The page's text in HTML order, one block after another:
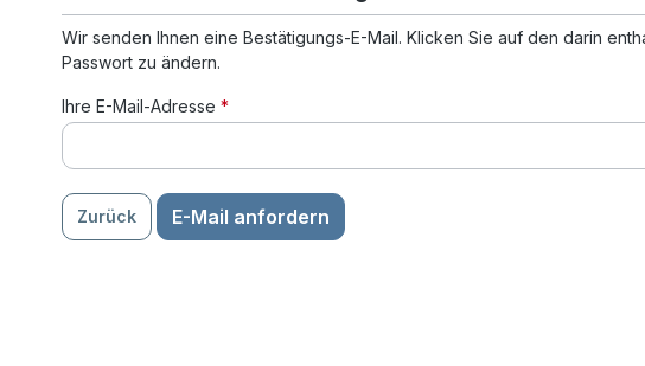
Wir senden Ihnen eine Bestätigungs-E-Mail. Klicken Sie auf den darin
Passwort zu ändern.
Ihre E-Mail-Adresse *
Zurück E-Mail anfordern